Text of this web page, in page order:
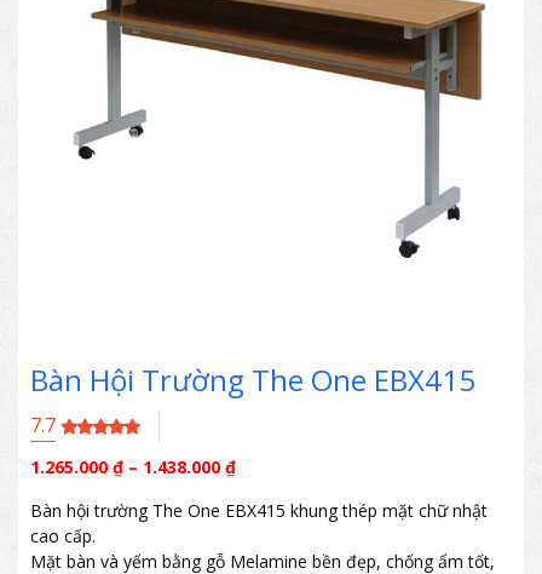
Bàn Hội Trường The One EBX415
7.7
1.265.000 ₫ – 1.438.000 ₫
Bàn hội trường The One EBX415 khung thép mặt chữ nhật
cao cấp.
Mặt bàn và yếm bằng gỗ Melamine bền đẹp, chống ẩm tốt,